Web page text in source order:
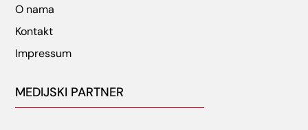
O nama
Kontakt
Impressum
MEDIJSKI PARTNER